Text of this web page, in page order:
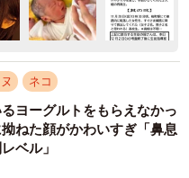
ネコ
ヨーグルトをもらえなかっ
ねた顔がかわいすぎ「鼻息
ベル」